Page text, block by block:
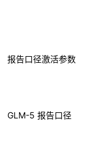
报告口径激活参数
GLM-5 报告口径